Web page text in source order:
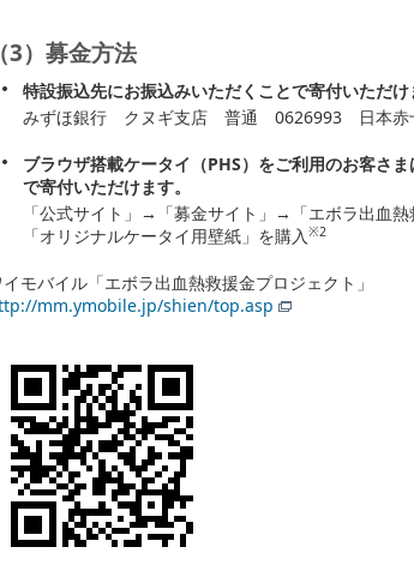
3）募金方法
特設振込先にお振込みいただくことで寄付いただけ
みずほ銀行 クヌギ支店 普通 0626993 日本赤十
ブラウザ搭載ケータイ（PHS）をご利用のお客さ
で寄付いただけます。
「公式サイト」→「募金サイト」→「エボラ出血熱
「オリジナルケータイ用壁紙」を購入※2
モバイル「エボラ出血熱救援金プロジェクト」
mm.ymobile.jp/shien/top.asp